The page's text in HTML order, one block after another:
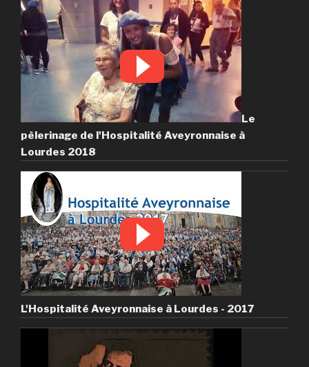
Le
pèlerinage de l'Hospitalité Aveyronnaise à
Lourdes 2018
L'Hospitalité Aveyronnaise à Lourdes - 2017